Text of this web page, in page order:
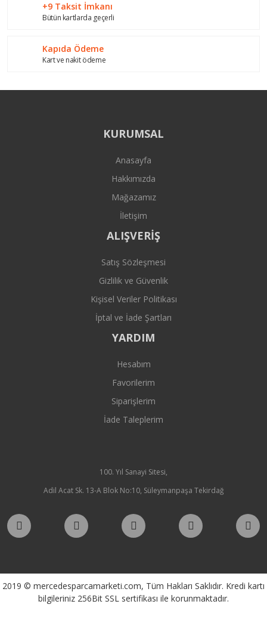
+9 Taksit İmkanı
Bütün kartlarda geçerli
Kapıda Ödeme
Kart ve nakit ödeme
KURUMSAL
Anasayfa
Hakkımızda
Mağazamız
İletişim
ALIŞVERİŞ
Satış Sözleşmesi
Gizlilik ve Güvenlik
Kişisel Veriler Politikası
İptal ve İade Şartları
YARDIM
Hesabım
Favorilerim
Siparişlerim
İade Taleplerim
100. Yıl Sanayi Sitesi,
Adil Acat Sk. 13-A Blok No:10, Süleymanpaşa Tekirdağ
2019 © mercedesparcamarketi.com, Tüm Hakları Saklıdır. Kredi kartı
bilgileriniz 256Bit SSL sertifikası ile korunmaktadır.